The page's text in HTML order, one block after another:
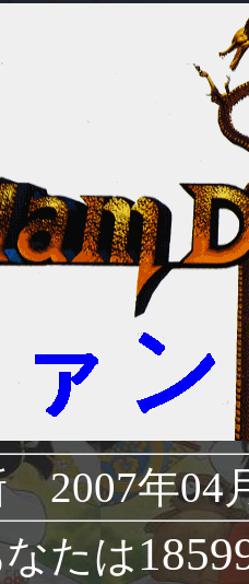
2007年04
たは